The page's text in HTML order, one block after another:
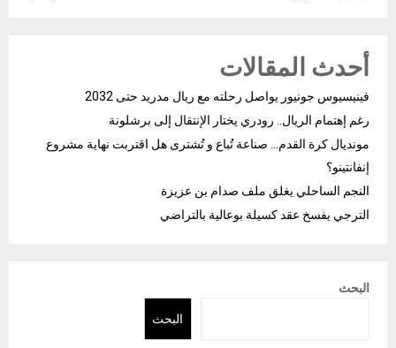
أحدث المقالات
فينيسيوس جونيور يواصل رحلته مع ريال مدريد حتى 2032
رغم إهتمام الريال.. رودري يختار الإنتقال إلى برشلونة
مونديال كرة القدم… صناعة تُباع و تُشترى هل اقتربت نهاية مشروع
إنفانتينو؟
النجم الساحلي يغلق ملف صدام بن عزيزة
الترجي يفسخ عقد كسيلة بوعالية بالتراضي
البحث
البحث